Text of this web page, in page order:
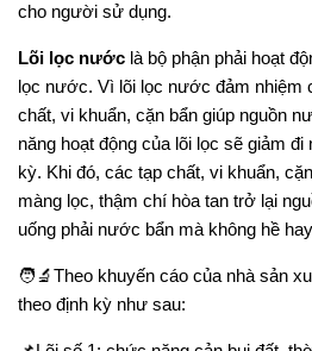
cho người sử dụng.
Lõi lọc nước là bộ phận phải hoạt
lọc nước. Vì lõi lọc nước đảm nhiệm
chất, vi khuẩn, cặn bẩn giúp nguồn
năng hoạt động của lõi lọc sẽ giảm
kỳ. Khi đó, các tạp chất, vi khuẩn,
màng lọc, thậm chí hòa tan trở lại
uống phải nước bẩn mà không hề
🧑‍🔬Theo khuyến cáo của nhà sản
theo định kỳ như sau: